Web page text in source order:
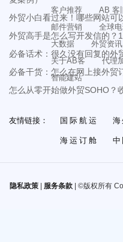
外贸小白看过来！哪些网站可
外贸高手是怎么写开发信的？
必备话术：很久没有回复的外
必备干货：怎么在网上接外贸
怎么从零开始做外贸SOHO？
客户推荐
AB 客
邮件营销
全球
大数据
外贸资讯
关于AB客
代理
智能建站
友情链接： 国际航运 海
海运订舱
隐私政策| 服务条款| ©版权所有